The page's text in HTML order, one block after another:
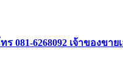
081-6268092 เจ้าของขาย